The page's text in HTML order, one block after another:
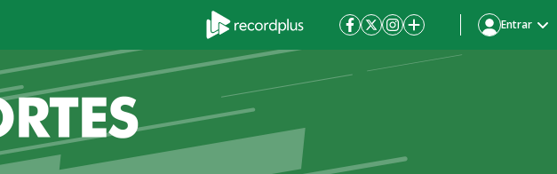
Entrar